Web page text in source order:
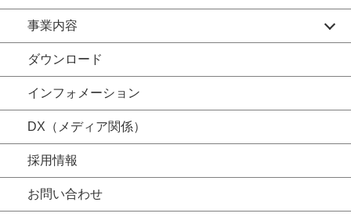
事業内容
ダウンロード
インフォメーション
DX（メディア関係）
採用情報
お問い合わせ